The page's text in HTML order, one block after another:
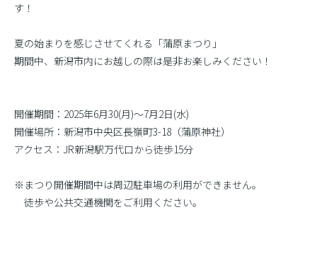
す！
夏の始まりを感じさせてくれる「蒲原まつり」
期間中、新潟市内にお越しの際は是非お楽しみください！
開催期間：2025年6月30(月)〜7月2日(水)
開催場所：新潟市中央区長嶺町3-18（蒲原神社）
アクセス：JR新潟駅万代口から徒歩15分
※まつり開催期間中は周辺駐車場の利用ができません。
徒歩や公共交通機関をご利用ください。